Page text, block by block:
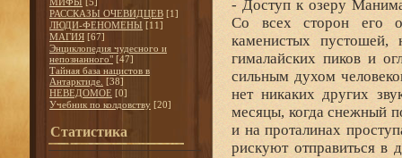
РАССКАЗЫ ОЧЕВИДЦЕВ [1]
ЛЮДИ-ФЕНОМЕНЫ [11]
МАГИЯ [67]
Энциклопедия чудесного и
непознанного" [47]
Тайная база нацистов в
Антарктиде. [38]
НЕВЕДОМОЕ [0]
Учебник по колдовству [20]
Статистика
- Доступ к озеру
Со всех сторон его
каменистых
гималайских пиков и
сильным духом
нет никаких других
месяцы, когда снежный
и на проталинах
рискуют отправиться в